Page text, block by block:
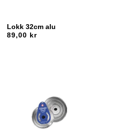
Lokk 32cm alu
89,00 kr